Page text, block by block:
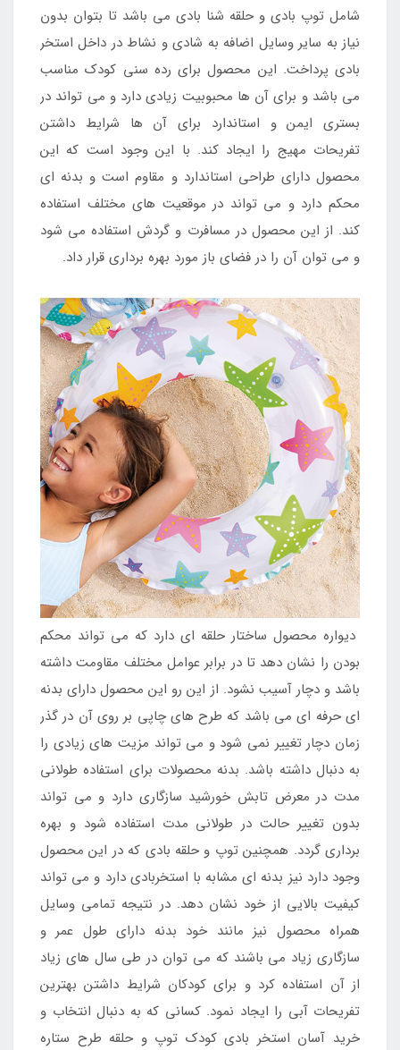
شامل توپ بادی و حلقه شنا بادی می باشد تا بتوان بدون
نیاز به سایر وسایل اضافه به شادی و نشاط در داخل استخر
بادی پرداخت. این محصول برای رده سنی کودک مناسب
می باشد و برای آن ها محبوبیت زیادی دارد و می تواند در
بستری ایمن و استاندارد برای آن ها شرایط داشتن
تفریحات مهیج را ایجاد کند. با این وجود است که این
محصول دارای طراحی استاندارد و مقاوم است و بدنه ای
محکم دارد و می تواند در موقعیت های مختلف استفاده
کند. از این محصول در مسافرت و گردش استفاده می شود
و می توان آن را در فضای باز مورد بهره برداری قرار داد.
دیواره محصول ساختار حلقه ای دارد که می تواند محکم
بودن را نشان دهد تا در برابر عوامل مختلف مقاومت داشته
باشد و دچار آسیب نشود. از این رو این محصول دارای بدنه
ای حرفه ای می باشد که طرح های چاپی بر روی آن در گذر
زمان دچار تغییر نمی شود و می تواند مزیت های زیادی را
به دنبال داشته باشد. بدنه محصولات برای استفاده طولانی
مدت در معرض تابش خورشید سازگاری دارد و می تواند
بدون تغییر حالت در طولانی مدت استفاده شود و بهره
برداری گردد. همچنین توپ و حلقه بادی که در این محصول
وجود دارد نیز بدنه ای مشابه با استخربادی دارد و می تواند
کیفیت بالایی از خود نشان دهد. در نتیجه تمامی وسایل
همراه محصول نیز مانند خود بدنه دارای طول عمر و
سازگاری زیاد می باشند که می توان در طی سال های زیاد
از آن استفاده کرد و برای کودکان شرایط داشتن بهترین
تفریحات آبی را ایجاد نمود. کسانی که به دنبال انتخاب و
خرید آسان استخر بادی کودک توپ و حلقه طرح ستاره